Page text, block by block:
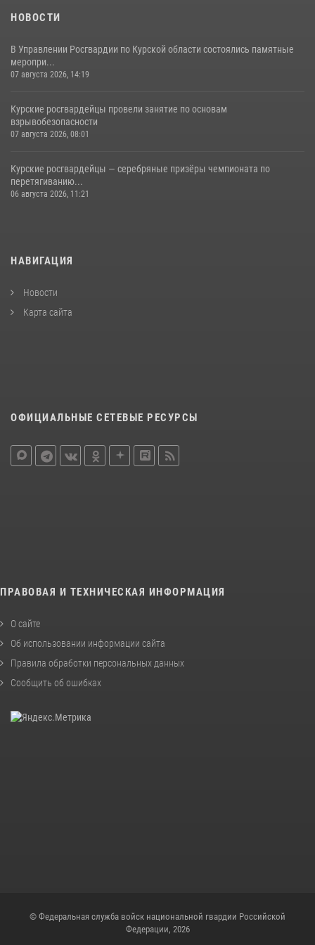
НОВОСТИ
В Управлении Росгвардии по Курской области состоялись памятные
меропри...
07 августа 2026, 14:19
Курские росгвардейцы провели занятие по основам
взрывобезопасности
07 августа 2026, 08:01
Курские росгвардейцы — серебряные призёры чемпионата по
перетягиванию...
06 августа 2026, 11:21
НАВИГАЦИЯ
Новости
Карта сайта
ОФИЦИАЛЬНЫЕ СЕТЕВЫЕ РЕСУРСЫ
ПРАВОВАЯ И ТЕХНИЧЕСКАЯ ИНФОРМАЦИЯ
О сайте
Об использовании информации сайта
Правила обработки персональных данных
Сообщить об ошибках
© Федеральная служба войск национальной гвардии Российской
Федерации, 2026